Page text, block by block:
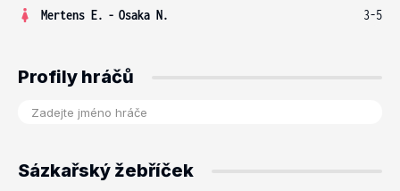
Mertens E. - Osaka N. 3-5
Profily hráčů
Sázkařský žebříček